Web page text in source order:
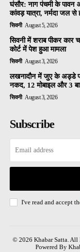
घंसौर: नाग पंचमी के
कांवड़ यात्रा, नर्मदा जल
सिवनी August 5, 2026
सिवनी में शराब पीकर कार
कोर्ट में पेश हुआ मामला
सिवनी August 3, 2026
लखनादौन में जुए के अड्डे
नकद, 12 मोबाइल और 3
सिवनी August 3, 2026
Subscribe
I've read and accept
© 2026 Khabar Satta. All
Powered By